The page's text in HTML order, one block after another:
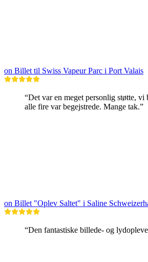
on Billet til Swiss Vapeur Parc i Port Valais
“Det var en meget personlig støtte, vi
alle fire var begejstrede. Mange tak.”
on Billet "Oplev Saltet" i Saline
“Den fantastiske billede- og